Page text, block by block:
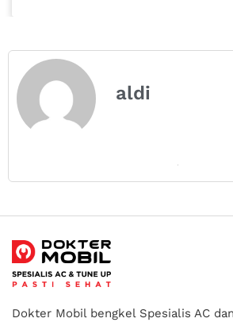
aldi
Dokter Mobil bengkel Spesialis AC